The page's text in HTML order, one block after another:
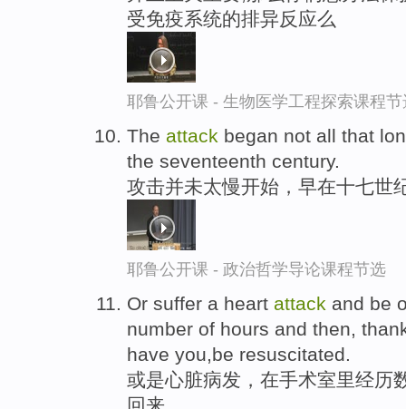
受免疫系统的排异反应么
耶鲁公开课 - 生物医学工程探索课程节
The attack began not all that
the seventeenth century.
攻击并未太慢开始，早在十七世
耶鲁公开课 - 政治哲学导论课程节选
Or suffer a heart attack and be
number of hours and then,
have you,be resuscitated.
或是心脏病发，在手术室里经历